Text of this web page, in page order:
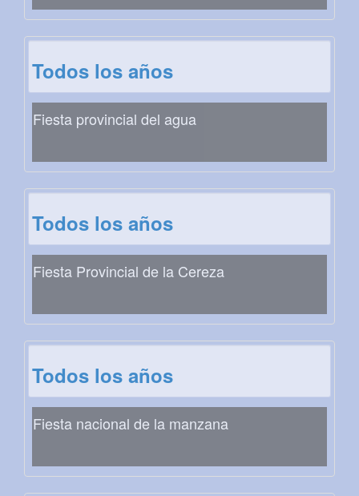
Todos los años
Fiesta provincial del agua
Todos los años
Fiesta Provincial de la Cereza
Todos los años
Fiesta nacional de la manzana